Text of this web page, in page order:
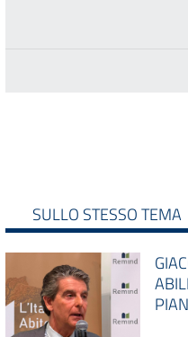
SULLO STESSO TEMA